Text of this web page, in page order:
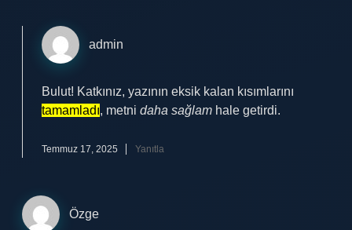
admin
Bulut! Katkınız, yazının eksik kalan kısımlarını
tamamladı, metni daha sağlam hale getirdi.
Temmuz 17, 2025 Yanıtla
Özge